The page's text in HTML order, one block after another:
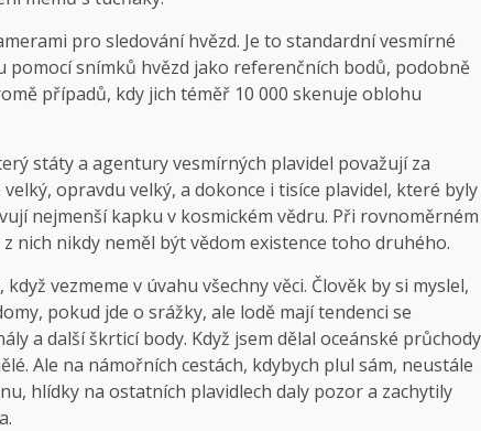
pro sledování hvězd. Je to standardní vesmírné
snímků hvězd jako referenčních bodů, podobně
případů, kdy jich téměř 10 000 skenuje oblohu
státy a agentury vesmírných plavidel považují za
opravdu velký, a dokonce i tisíce plavidel, které byly
nejmenší kapku v kosmickém vědru. Při rovnoměrném
nich nikdy neměl být vědom existence toho druhého.
vezmeme v úvahu všechny věci. Člověk by si myslel,
pokud jde o srážky, ale lodě mají tendenci se
a další škrticí body. Když jsem dělal oceánské průchody
Ale na námořních cestách, kdybych plul sám, neustále
hlídky na ostatních plavidlech daly pozor a zachytily